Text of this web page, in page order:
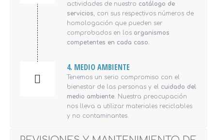
actividades de nuestro catálogo de
servicios, con sus respectivos números de
homologación que pueden ser
comprobados en los organismos
competentes en cada caso.
4. MEDIO AMBIENTE
Tenemos un serio compromiso con el
bienestar de las personas y el cuidado del
medio ambiente. Nuestra preocupación
nos lleva a utilizar materiales reciclables
y no contaminantes.